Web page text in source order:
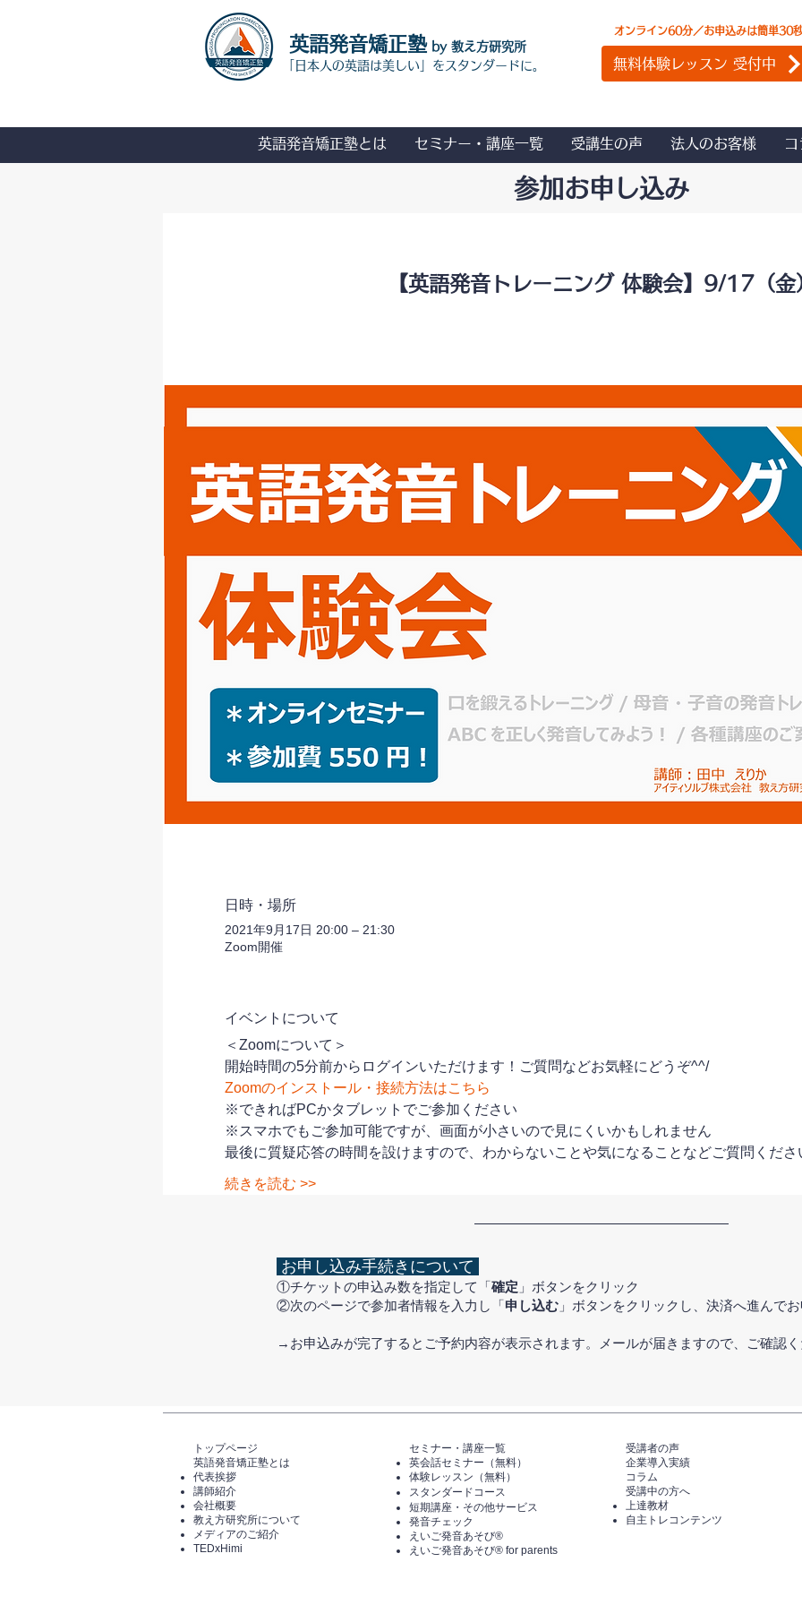
​英語発音矯正塾by 教え方研究所
「日本人の英語は美しい」をスタンダードに。
オンライン60分／お申込みは簡単30
無料体験レッスン 受付中
英語発音矯正塾とは セミナー・講座一覧 受講生の声 法人のお客様 コ
参加お申し込み
【英語発音トレーニング 体験会】9/17（金
日時・場所
2021年9月17日 20:00 – 21:30
Zoom開催
イベントについて
＜Zoomについて＞
開始時間の5分前からログインいただけます！ご質問などお気軽にどうぞ^^/
Zoomのインストール・接続方法はこちら
※できればPCかタブレットでご参加ください
※スマホでもご参加可能ですが、画面が小さいので見にくいかもしれません
最後に質疑応答の時間を設けますので、わからないことや気になることなどご質問くださ
続きを読む >>
お申し込み手続きについて
①チケットの申込み数を指定して「確定 」ボタンをクリック
②次のページで参加者情報を入力し「申し込む 」ボタンをクリックし、決済へ進んで
​→お申込みが完了するとご予約内容が表示されます。メールが届きますので、ご確認
トップページ​
英語発音矯正塾とは
代表挨拶
講師紹介
​会社概要
​教え方研究所について
メディアのご紹介
TEDxHimi
セミナー・講座一覧​​​​
英会話セミナー（無料）
体験レッスン（無料）​
スタンダードコース
短期講座・その他サービス
発音チェック​
えいご発音あそび®️
えいご発音あそび®️ for parents
​受講者の声
企業導入実績
コラム
受講中の方へ
上達教材
自主トレコンテンツ